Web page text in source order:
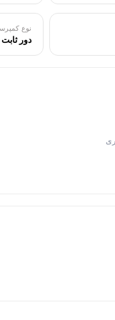
نوع
دور ثابت